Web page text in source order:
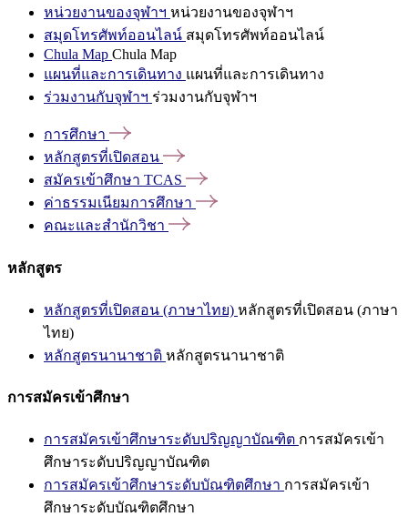
หน่วยงานของจุฬาฯ หน่วยงานของจุฬาฯ
สมุดโทรศัพท์ออนไลน์ สมุดโทรศัพท์ออนไลน์
Chula Map Chula Map
แผนที่และการเดินทาง แผนที่และการเดินทาง
ร่วมงานกับจุฬาฯ ร่วมงานกับจุฬาฯ
การศึกษา
หลักสูตรที่เปิดสอน
สมัครเข้าศึกษา TCAS
ค่าธรรมเนียมการศึกษา
คณะและสำนักวิชา
หลักสูตร
หลักสูตรที่เปิดสอน (ภาษาไทย) หลักสูตรที่เปิดสอน (ภาษา
ไทย)
หลักสูตรนานาชาติ หลักสูตรนานาชาติ
การสมัครเข้าศึกษา
การสมัครเข้าศึกษาระดับปริญญาบัณฑิต การสมัครเข้า
ศึกษาระดับปริญญาบัณฑิต
การสมัครเข้าศึกษาระดับบัณฑิตศึกษา การสมัครเข้า
ศึกษาระดับบัณฑิตศึกษา